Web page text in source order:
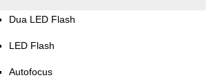
Dua LED Flash
LED Flash
Autofocus